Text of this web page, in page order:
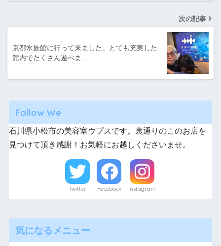
次の記事
京都水族館に行って来ました。とても充実した
館内でたくさん遊べま…
Follow We
石川県小松市の美容室ウプスです。裏通りのこのお店を
見つけて頂き感謝！お気軽にお越しくださいませ。
Twitter Facebook Instagram
気になるメニュー